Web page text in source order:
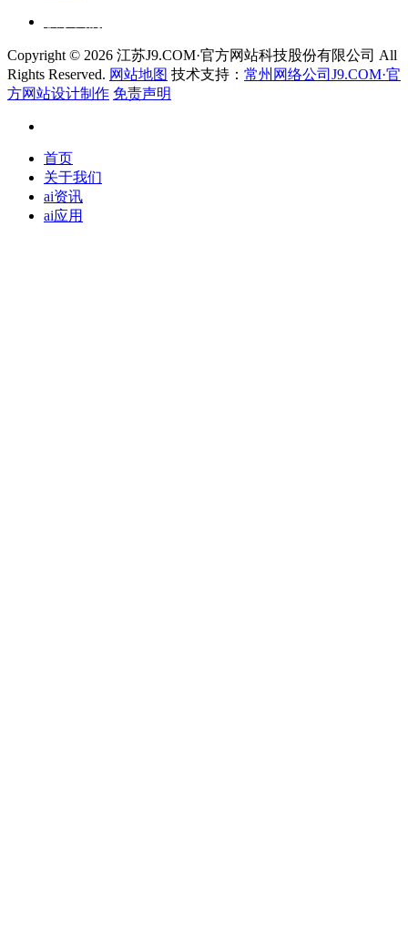
Copyright © 2026 江苏J9.COM·官方网站科技股份有限公司 All
Rights Reserved. 网站地图 技术支持： 常州网络公司J9.COM·官
方网站设计制作 免责声明
首页
关于我们
ai资讯
ai应用